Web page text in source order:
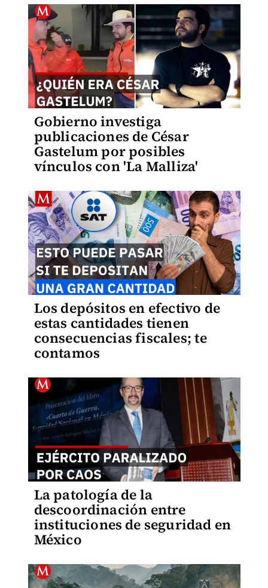
Gobierno investiga
publicaciones de César
Gastelum por posibles
vínculos con 'La Malliza'
Los depósitos en efectivo de
estas cantidades tienen
consecuencias fiscales; te
contamos
La patología de la
descoordinación entre
instituciones de seguridad en
México